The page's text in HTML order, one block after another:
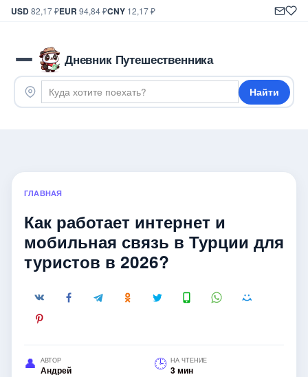
USD82,17 ₽EUR 94,84 ₽CNY 12,17 ₽
Дневник Путешественника
Найти
ГЛАВНАЯ
Как работает интернет и
мобильная связь в Турции для
туристов в 2026?
АВТОР
Андрей
НА ЧТЕНИЕ
3 мин